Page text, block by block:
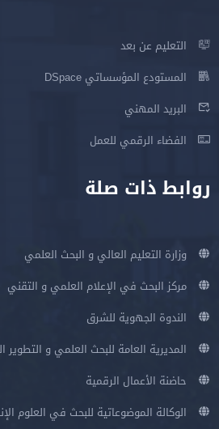
التعليم عن بعد
المستودع المؤسساتي DSpace
البريد المهني
الفضاء الرقمي للعمل
روابط ذات صلة
وزارة التعليم العالي و البحث العلمي
مركز البحث في الإعلام العلمي و التقني
الندوة الجهوية للشرق
المديرية العامة للبحث العلمي و التطوير
حاضنة الأعمال الرقمية
الوكالة الموضوعاتية للبحث في العلوم